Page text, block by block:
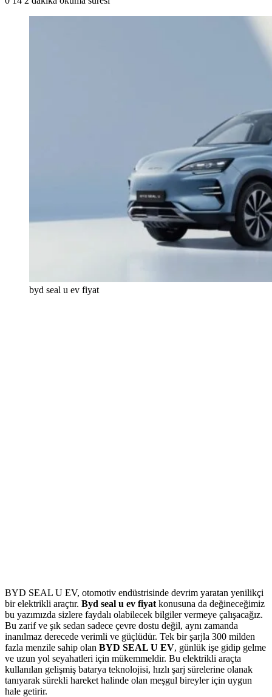
byd seal u ev fiyat
BYD SEAL U EV, otomotiv endüstrisinde devrim yaratan yenilikçi
bir elektrikli araçtır. Byd seal u ev fiyat konusuna da değineceğimiz
bu yazımızda sizlere faydalı olabilecek bilgiler vermeye çalışacağız.
Bu zarif ve şık sedan sadece çevre dostu değil, aynı zamanda
inanılmaz derecede verimli ve güçlüdür. Tek bir şarjla 300 milden
fazla menzile sahip olan BYD SEAL U EV, günlük işe gidip gelme
ve uzun yol seyahatleri için mükemmeldir. Bu elektrikli araçta
kullanılan gelişmiş batarya teknolojisi, hızlı şarj sürelerine olanak
tanıyarak sürekli hareket halinde olan meşgul bireyler için uygun
hale getirir.